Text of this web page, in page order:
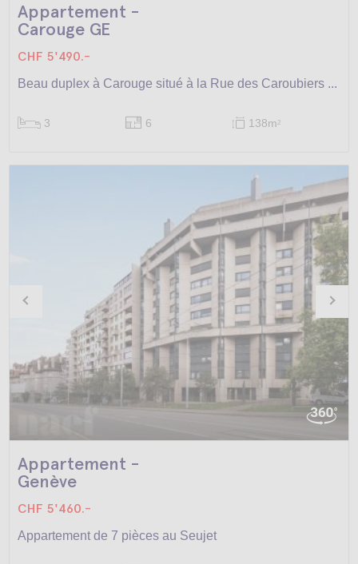
Appartement -
Carouge GE
CHF 5'490.-
Beau duplex à Carouge situé à la Rue des Caroubiers ...
3 6 138m2
Appartement -
Genève
CHF 5'460.-
Appartement de 7 pièces au Seujet